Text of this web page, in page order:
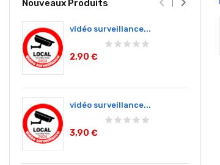
Nouveaux Produits
vidéo surveillance...
2,90 €
vidéo surveillance...
3,90 €